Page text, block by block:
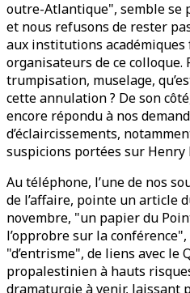
outre-Atlantique", semble se
et nous refusons de rester
aux institutions
organisateurs de ce
trumpisation, muselage,
cette annulation ? De son
encore répondu à nos
d’éclaircissements,
suspicions portées sur Henry
Au téléphone, l’une de nos
de l’affaire, pointe un article
novembre, "un papier du
l’opprobre sur la
"d’entrisme", de liens avec le
propalestinien à hauts
dramaturgie à venir, laissant